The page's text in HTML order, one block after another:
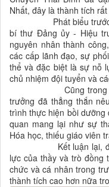
Nhất, đây là thành tích
Phát biểu trước Hội
bí thư Đảng ủy - Hiệu
nguyên nhân thành
các cấp lãnh đạo, sự
thể và đặc biệt là sự nỗ
chủ nhiệm đội tuyển và
Cũng trong bài
trưởng đã thẳng thắn
trình thực hiện bồi dưỡng
quan mang lại như sự
Hóa học, thiếu giáo viên
Kết luận lại, đồng
lực của thầy và trò đồng
chức và cá nhân trong
thành tích cao hơn nữa